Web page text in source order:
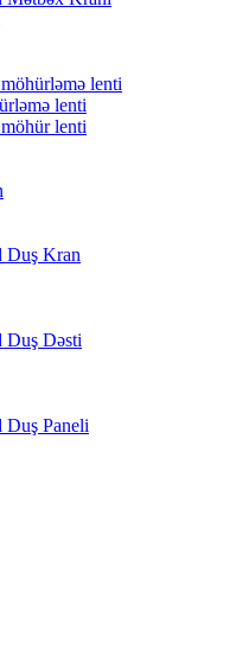
lenti
lenti
lenti
Duş Kran
Duş Dəsti
Duş Paneli